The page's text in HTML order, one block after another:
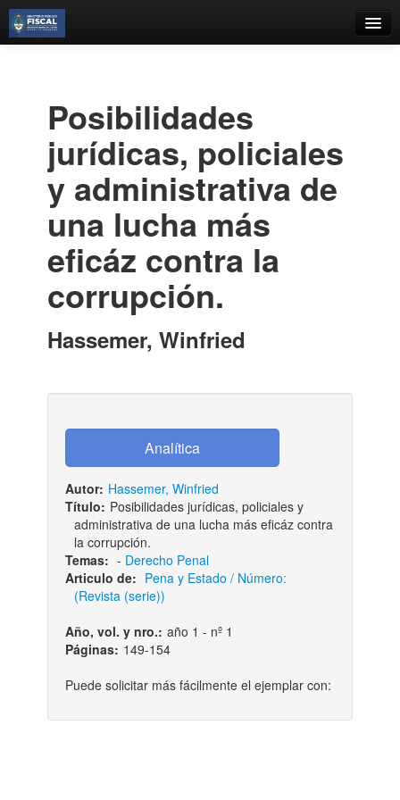
Estantes Virtuales
Contacto
Iniciar sesión
Posibilidades
jurídicas, policiales
y administrativa de
una lucha más
eficáz contra la
corrupción.
Hassemer, Winfried
Autor: Hassemer, Winfried
Título: Posibilidades jurídicas, policiales y
administrativa de una lucha más eficáz contra
la corrupción.
Temas: - Derecho Penal
Articulo de: Pena y Estado / Número:
(Revista (serie))
Año, vol. y nro.: año 1 - nº 1
Páginas: 149-154
Puede solicitar más fácilmente el ejemplar con: